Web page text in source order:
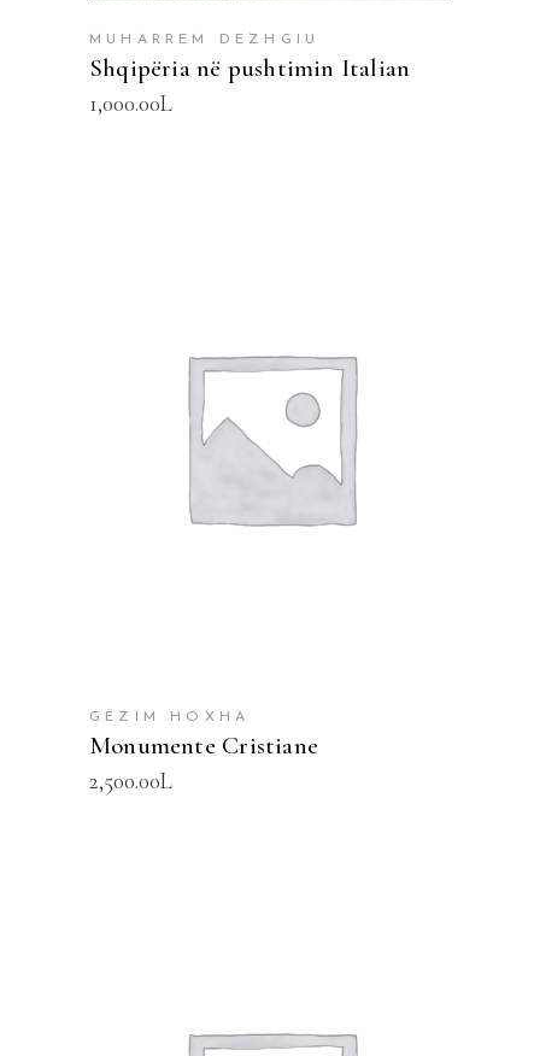
MUHARREM DEZHGIU
Shqipëria në pushtimin Italian
1,000.00L
SHTOJE NË SHPORTË
GËZIM HOXHA
Monumente Cristiane
2,500.00L